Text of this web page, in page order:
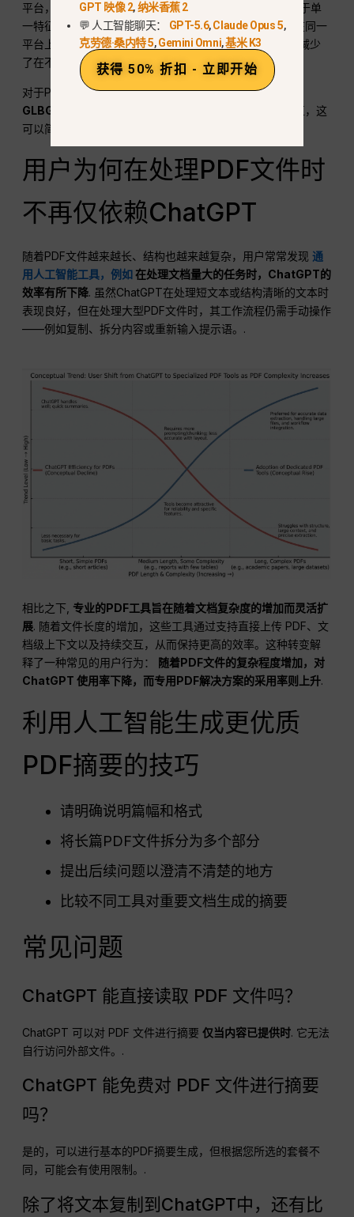
平台，如 GLBGPT采取不同的方法。GLBGPT 并非专注于单
一特征，而是一个全球性的一体化人工智能平台它支持在同一
平台上处理文本、图片、视频和文档的工作流程——从而减少
了在不同工具之间来回切换的需要。.
对于PDF特有的任务，例如摘要生成或与文档进行对话，,
GLBGPT 推出的 ChatPDF
支持直接上传文件和即时交互，这
可以简化频繁用户的操作流程。.
用户为何在处理PDF文件时
不再仅依赖ChatGPT
随着PDF文件越来越长、结构也越来越复杂，用户常常发现通
用人工智能工具，例如 在处理文档量大的任务时，ChatGPT的
效率有所下降. 虽然ChatGPT在处理短文本或结构清晰的文本时
表现良好，但在处理大型PDF文件时，其工作流程仍需手动操作
——例如复制、拆分内容或重新输入提示语。.
相比之下, 专业的PDF工具旨在随着文档复杂度的增加而灵活扩
展. 随着文件长度的增加，这些工具通过支持直接上传 PDF、文
档级上下文以及持续交互，从而保持更高的效率。这种转变解
释了一种常见的用户行为： 随着PDF文件的复杂程度增加，对
ChatGPT 使用率下降，而专用PDF解决方案的采用率则上升.
利用人工智能生成更优质
PDF摘要的技巧
请明确说明篇幅和格式
将长篇PDF文件拆分为多个部分
提出后续问题以澄清不清楚的地方
比较不同工具对重要文档生成的摘要
常见问题
ChatGPT 能直接读取 PDF 文件吗？
ChatGPT 可以对 PDF 文件进行摘要仅当内容已提供时. 它无法
自行访问外部文件。.
ChatGPT 能免费对 PDF 文件进行摘要
吗？
是的，可以进行基本的PDF摘要生成，但根据您所选的套餐不
同，可能会有使用限制。.
除了将文本复制到ChatGPT中，还有比
GPT 映像 2,纳米香蕉 2
💬 人工智能聊天： GPT-5.6,Claude Opus 5,
克劳德·桑内特 5,Gemini Omni,基米 K3
获得 50% 折扣 - 立即开始